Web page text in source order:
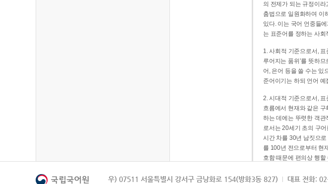
의 전제가 되는 규정이
춤법으로 일원화하여 이
있다. 이는 국어 언중들
는 표준어를 정하는 사
1. 사회적 기준으로서,
루어지는 품위’를 뜻하
어, 은어 등을 쓸 수는 있
준어이기는 하되 언어
2. 시대적 기준으로서, 표
흐름에서 현재와 같은
하는 데에는 뚜렷한 객관
로서는 20세기 초의 구
시간 차를 30년 남짓으
를 100년 전으로부터 현
호함 때문에 편의상 행할
3. 지역적 기준으로서,
우) 07511 서울특별시 강서구 금낭화로 154(방화3동 827) 대표 전화: